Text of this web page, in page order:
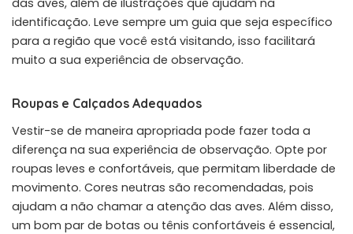
identificação. Leve sempre um guia que seja específico
para a região que você está visitando, isso facilitará
muito a sua experiência de observação.
Roupas e Calçados Adequados
Vestir-se de maneira apropriada pode fazer toda a
diferença na sua experiência de observação. Opte por
roupas leves e confortáveis, que permitam liberdade de
movimento. Cores neutras são recomendadas, pois
ajudam a não chamar a atenção das aves. Além disso,
um bom par de botas ou tênis confortáveis é essencial,